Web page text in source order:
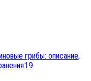
грибы: описание,
19